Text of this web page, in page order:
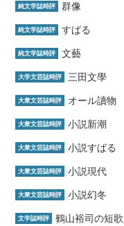
純文学誌時評 群像
純文学誌時評 すばる
純文学誌時評 文藝
大学文芸誌時評 三田文學
大衆文芸誌時評 オール讀物
大衆文芸誌時評 小説新潮
大衆文芸誌時評 小説すばる
大衆文芸誌時評 小説現代
大衆文芸誌時評 小説幻冬
文学誌時評 鶴山裕司の短